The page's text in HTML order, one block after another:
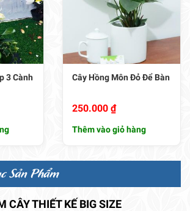
3 Cành Cây Hồng Môn Đỏ Để Bàn
250.000 ₫
Thêm vào giỏ hàng
Sản Phẩm
CÂY THIẾT KẾ BIG SIZE